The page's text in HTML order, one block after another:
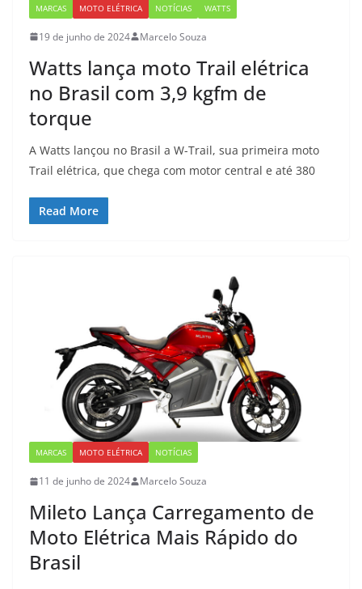
MARCAS MOTO ELÉTRICA NOTÍCIAS WATTS
19 de junho de 2024 Marcelo Souza
Watts lança moto Trail elétrica
no Brasil com 3,9 kgfm de
torque
A Watts lançou no Brasil a W-Trail, sua primeira moto
Trail elétrica, que chega com motor central e até 380
Read More
MARCAS MOTO ELÉTRICA NOTÍCIAS
11 de junho de 2024 Marcelo Souza
Mileto Lança Carregamento de
Moto Elétrica Mais Rápido do
Brasil